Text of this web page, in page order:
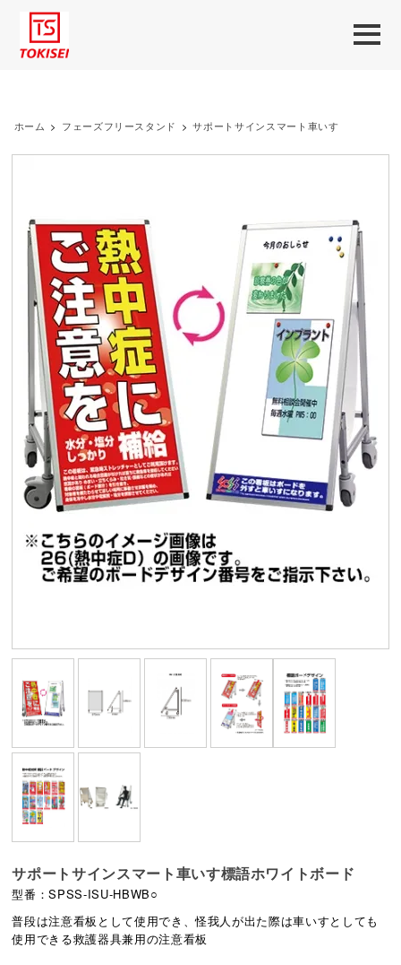
ホーム > フェーズフリースタンド > サポートサインスマート車いす
サポートサインスマート車いす標語ホワイトボード
型番：SPSS-ISU-HBWB○
普段は注意看板として使用でき、怪我人が出た際は車いすとしても
使用できる救護器具兼用の注意看板